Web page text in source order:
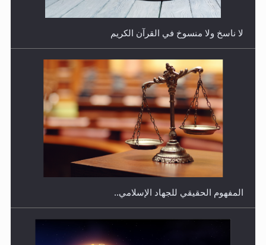
فتوى أمير المؤمنين الميرزا مسرور أحمد أيده الله في أطفال
الأنابيب وتحديد جنس المولود..
المفهوم الحقيقي للجهاد الإسلامي..
سورة التكوير تُنبئ بزمن بعثة المسيح الموعود عليه السلام